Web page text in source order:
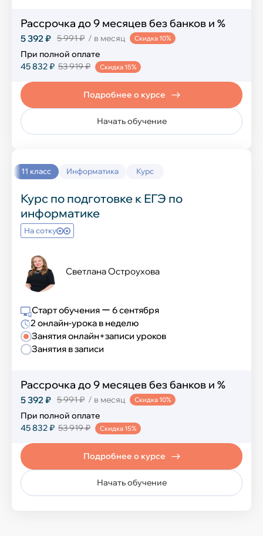
Программирование в Scratch
Программирование в Minecraft
Разработка игр в Unity
Развивающие курсы
Шахматы
Эмоциональный интеллект
Ораторское искусство
Блогинг
Естественные науки
Развитие речи
Колледж
Рассрочка до 9 месяцев без банков и %
5 392 ₽ 5 991 ₽ / в месяц Скидка 10%
При полной оплате
45 832 ₽ 53 919 ₽ Скидка 15%
Начать обучение
Подробнее о курсе
11 класс Информатика Курс
Курс по подготовке к ЕГЭ по
информатике
На сотку
Светлана Остроухова
Занятия онлайн+записи уроков
Занятия в записи
Старт обучения ー 6 сентября
2 онлайн-урока в неделю
Рассрочка до 9 месяцев без банков и %
5 392 ₽ 5 991 ₽ / в месяц Скидка 10%
При полной оплате
45 832 ₽ 53 919 ₽ Скидка 15%
Начать обучение
Подробнее о курсе